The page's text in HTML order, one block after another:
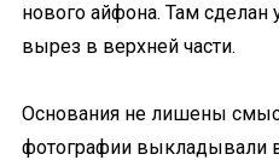
нового айфона. Там сделан
вырез в верхней части.
Основания не лишены
фотографии выкладывали